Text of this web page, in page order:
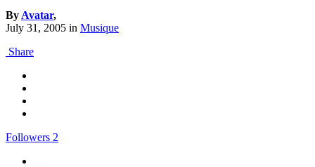
ByAvatar,
July 31, 2005 in Musique
Share
Followers 2